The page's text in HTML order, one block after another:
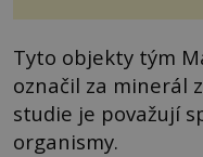
Tyto objekty tým
označil za minerál
studie je považují
organismy.